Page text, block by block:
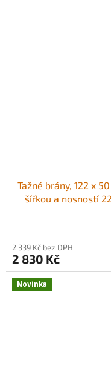
Tažné brány, 122 x
šířkou a nosností
tahač na příjezdové
2 339 Kč bez DPH
2 830 Kč
Novinka